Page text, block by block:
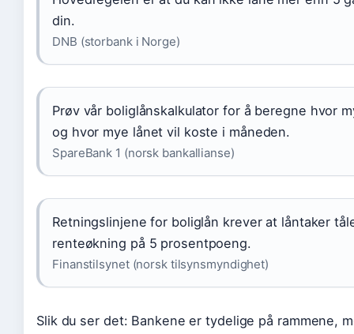
din.
DNB (storbank i Norge)
Prøv vår boliglånskalkulator for å beregne hvor
og hvor mye lånet vil koste i måneden.
SpareBank 1 (norsk bankallianse)
Retningslinjene for boliglån krever at låntaker
renteøkning på 5 prosentpoeng.
Finanstilsynet (norsk tilsynsmyndighet)
Slik du ser det: Bankene er tydelige på rammene,